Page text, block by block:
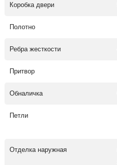
Коробка двери
Полотно
Ребра жесткости
Притвор
Обналичка
Петли
Отделка наружная